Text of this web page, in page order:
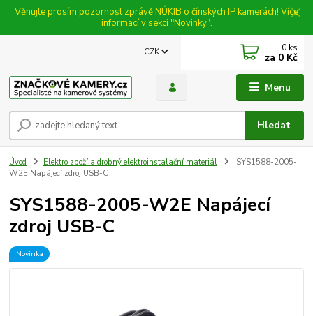
Věnujte prosím pozornost zprávě NÚKIB o čínských IP kamerách! Více
informací v sekci "Novinky".
Menu
CZK
Hledat
0 ks
za 0 Kč
Úvod Elektro zboží a drobný elektroinstalační materiál
SYS1588-2005-
W2E Napájecí zdroj USB-C
SYS1588-2005-W2E Napájecí
zdroj USB-C
Novinka